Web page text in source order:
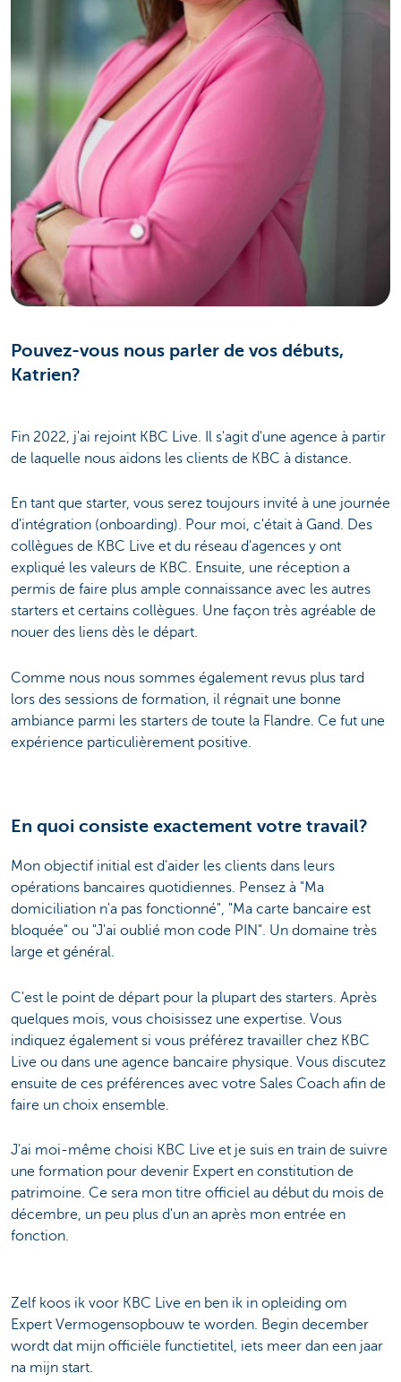
Pouvez-vous nous parler de vos débuts,
Katrien?
Fin 2022, j'ai rejoint KBC Live. Il s'agit d'une agence à partir
de laquelle nous aidons les clients de KBC à distance.
En tant que starter, vous serez toujours invité à une journée
d'intégration (onboarding). Pour moi, c'était à Gand. Des
collègues de KBC Live et du réseau d'agences y ont
expliqué les valeurs de KBC. Ensuite, une réception a
permis de faire plus ample connaissance avec les autres
starters et certains collègues. Une façon très agréable de
nouer des liens dès le départ.
Comme nous nous sommes également revus plus tard
lors des sessions de formation, il régnait une bonne
ambiance parmi les starters de toute la Flandre. Ce fut une
expérience particulièrement positive.
En quoi consiste exactement votre travail?
Mon objectif initial est d'aider les clients dans leurs
opérations bancaires quotidiennes. Pensez à "Ma
domiciliation n'a pas fonctionné", "Ma carte bancaire est
bloquée" ou "J'ai oublié mon code PIN". Un domaine très
large et général.
C'est le point de départ pour la plupart des starters. Après
quelques mois, vous choisissez une expertise. Vous
indiquez également si vous préférez travailler chez KBC
Live ou dans une agence bancaire physique. Vous discutez
ensuite de ces préférences avec votre Sales Coach afin de
faire un choix ensemble.
J'ai moi-même choisi KBC Live et je suis en train de suivre
une formation pour devenir Expert en constitution de
patrimoine. Ce sera mon titre officiel au début du mois de
décembre, un peu plus d'un an après mon entrée en
fonction.
Zelf koos ik voor KBC Live en ben ik in opleiding om
Expert Vermogensopbouw te worden. Begin december
wordt dat mijn officiële functietitel, iets meer dan een jaar
na mijn start.